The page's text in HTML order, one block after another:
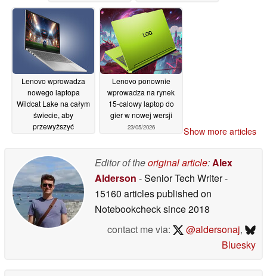
Lenovo wprowadza
nowego laptopa
Wildcat Lake na całym
świecie, aby
przewyższyć
Lenovo ponownie
wprowadza na rynek
15-calowy laptop do
gier w nowej wersji
23/05/2026 Show more articles
Editor of theoriginal article: Alex
Alderson - Senior Tech Writer-
15160 articles published on
Notebookchecksince 2018
contact me via:
@aldersonaj,
Bluesky